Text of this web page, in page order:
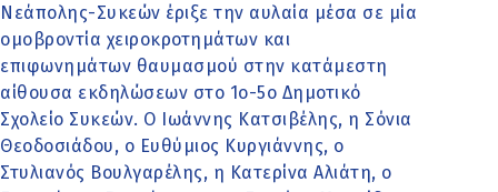
Νεάπολης-Συκεών έριξε την αυλαία μέσα σε μία
ομοβροντία χειροκροτημάτων και
επιφωνημάτων θαυμασμού στην κατάμεστη
αίθουσα εκδηλώσεων στο 1ο-5ο Δημοτικό
Σχολείο Συκεών. Ο Ιωάννης Κατσιβέλης, η Σόνια
Θεοδοσιάδου, ο Ευθύμιος Κυργιάννης, ο
Στυλιανός Βουλγαρέλης, η Κατερίνα Αλιάτη, ο